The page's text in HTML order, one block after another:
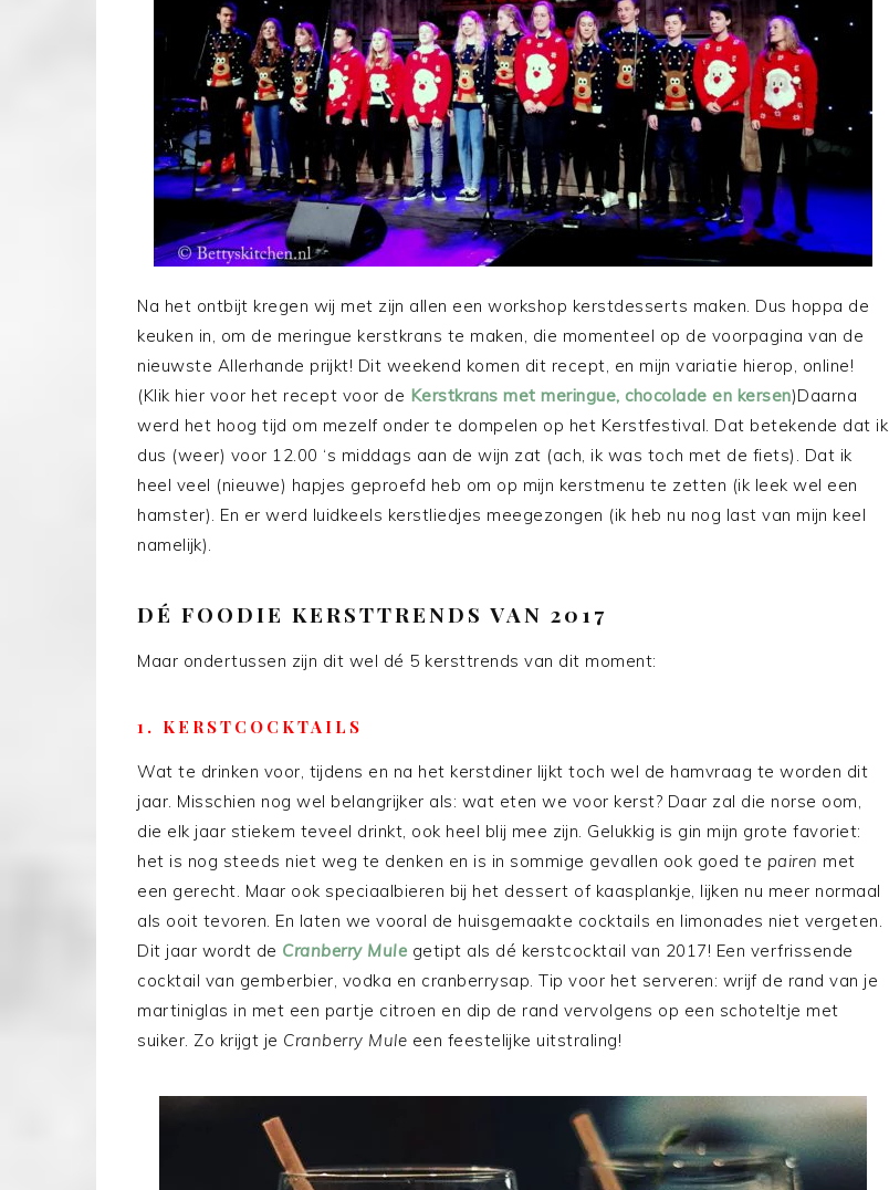
Na het ontbijt kregen wij met zijn allen een workshop kerstdesserts maken. Dus hoppa de
keuken in, om de meringue kerstkrans te maken, die momenteel op de voorpagina van de
nieuwste Allerhande prijkt! Dit weekend komen dit recept, en mijn variatie hierop, online!
(Klik hier voor het recept voor de Kerstkrans met meringue, chocolade en kersen)Daarna
werd het hoog tijd om mezelf onder te dompelen op het Kerstfestival. Dat betekende dat ik
dus (weer) voor 12.00 ‘s middags aan de wijn zat (ach, ik was toch met de fiets). Dat ik
heel veel (nieuwe) hapjes geproefd heb om op mijn kerstmenu te zetten (ik leek wel een
hamster). En er werd luidkeels kerstliedjes meegezongen (ik heb nu nog last van mijn keel
namelijk).
DÉ FOODIE KERSTTRENDS VAN 2017
Maar ondertussen zijn dit wel dé 5 kersttrends van dit moment:
1. KERSTCOCKTAILS
Wat te drinken voor, tijdens en na het kerstdiner lijkt toch wel de hamvraag te worden dit
jaar. Misschien nog wel belangrijker als: wat eten we voor kerst? Daar zal die norse oom,
die elk jaar stiekem teveel drinkt, ook heel blij mee zijn. Gelukkig is gin mijn grote favoriet:
het is nog steeds niet weg te denken en is in sommige gevallen ook goed te pairen met
een gerecht. Maar ook speciaalbieren bij het dessert of kaasplankje, lijken nu meer normaal
als ooit tevoren. En laten we vooral de huisgemaakte cocktails en limonades niet vergeten.
Dit jaar wordt de Cranberry Mule getipt als dé kerstcocktail van 2017! Een verfrissende
cocktail van gemberbier, vodka en cranberrysap. Tip voor het serveren: wrijf de rand van je
martiniglas in met een partje citroen en dip de rand vervolgens op een schoteltje met
suiker. Zo krijgt je Cranberry Mule een feestelijke uitstraling!